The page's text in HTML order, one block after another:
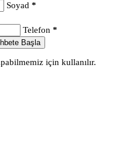
Soyad *
Telefon *
Başla
için kullanılır.